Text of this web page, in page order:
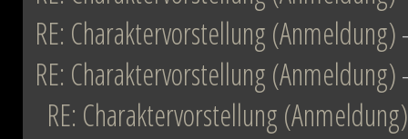
RE: Charaktervorstellung (Anmeldung)
RE: Charaktervorstellung (Anmeldung)
RE: Charaktervorstellung (Anmeldung)